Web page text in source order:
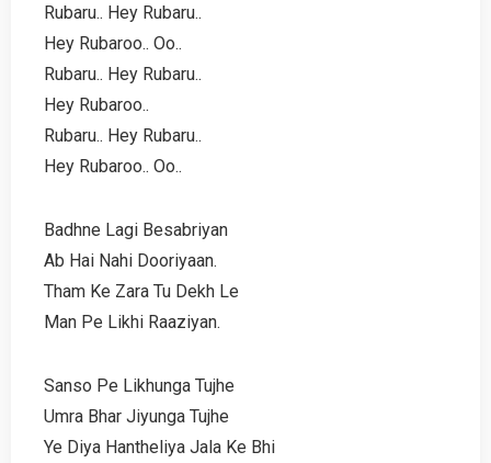
Rubaru.. Hey Rubaru..
Hey Rubaroo.. Oo..
Rubaru.. Hey Rubaru..
Hey Rubaroo..
Rubaru.. Hey Rubaru..
Hey Rubaroo.. Oo..
Badhne Lagi Besabriyan
Ab Hai Nahi Dooriyaan.
Tham Ke Zara Tu Dekh Le
Man Pe Likhi Raaziyan.
Sanso Pe Likhunga Tujhe
Umra Bhar Jiyunga Tujhe
Ye Diya Hantheliya Jala Ke Bhi